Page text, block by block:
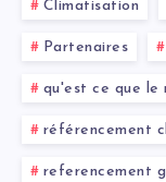
Climatisation
Partenaires
qu'est ce que le
référencement
referencement